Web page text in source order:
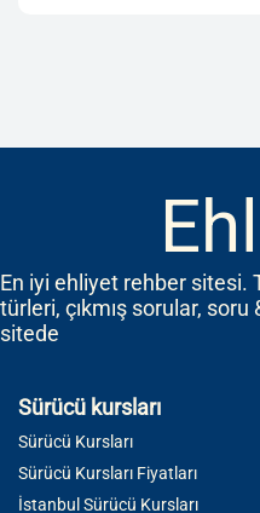
En iyi ehliyet rehber sitesi.
türleri, çıkmış sorular, soru
sitede
Sürücü kursları
Sürücü Kursları
Sürücü Kursları Fiyatları
İstanbul Sürücü Kursları